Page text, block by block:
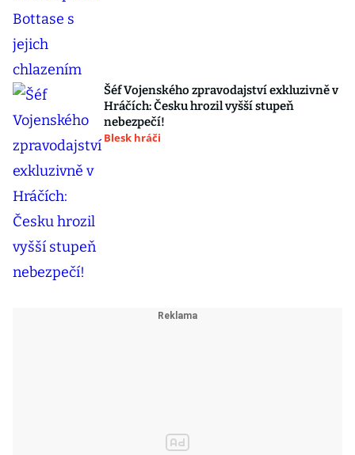
Šéf Vojenského zpravodajství exkluzivně v
Hráčích: Česku hrozil vyšší stupeň
nebezpečí!
Blesk hráči